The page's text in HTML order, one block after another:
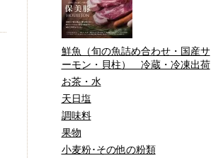
鮮魚（旬の魚詰め合わせ・国産サ
ーモン・貝柱） 冷蔵・冷凍出荷
お茶・水
天日塩
調味料
果物
小麦粉･その他の粉類